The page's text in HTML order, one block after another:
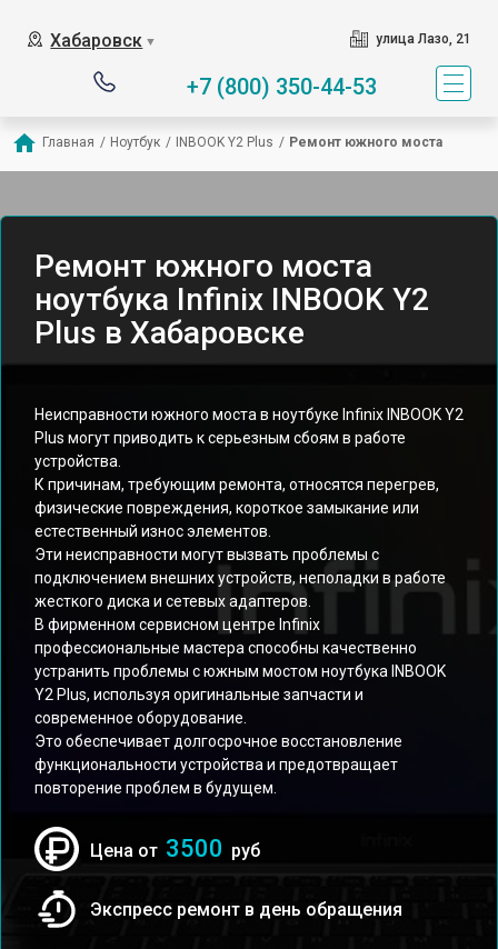
Хабаровск ▼ улица Лазо, 21
+7 (800) 350-44-53
Главная / Ноутбук / INBOOK Y2 Plus / Ремонт южного моста
Ремонт южного моста
ноутбука Infinix INBOOK Y2
Plus в Хабаровске
Неисправности южного моста в ноутбуке Infinix INBOOK Y2
Plus могут приводить к серьезным сбоям в работе
устройства.
К причинам, требующим ремонта, относятся перегрев,
физические повреждения, короткое замыкание или
естественный износ элементов.
Эти неисправности могут вызвать проблемы с
подключением внешних устройств, неполадки в работе
жесткого диска и сетевых адаптеров.
В фирменном сервисном центре Infinix
профессиональные мастера способны качественно
устранить проблемы с южным мостом ноутбука INBOOK
Y2 Plus, используя оригинальные запчасти и
современное оборудование.
Это обеспечивает долгосрочное восстановление
функциональности устройства и предотвращает
повторение проблем в будущем.
Цена от 3500 руб
Экспресс ремонт в день обращения